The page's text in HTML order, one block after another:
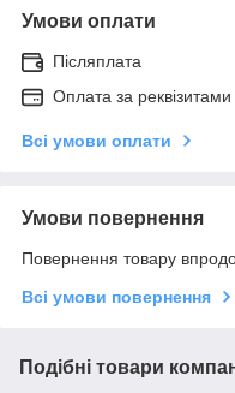
Умови оплати
Післяплата
Оплата за реквізитами
Всі умови оплати
Умови повернення
Повернення товару
Всі умови повернення
Подібні товари